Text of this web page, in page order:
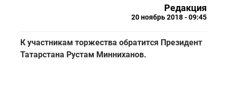
Редакция
20 ноябрь 2018 - 09:45
К участникам торжества обратится Президент
Татарстана Рустам Минниханов.